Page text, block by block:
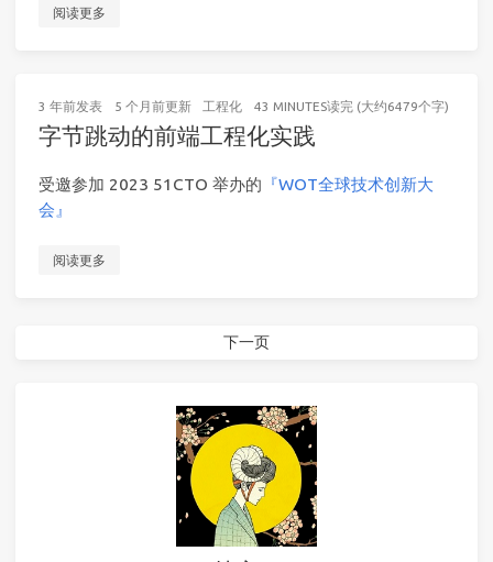
阅读更多
3 年前发表 5 个月前更新 工程化 43 MINUTES读完 (大约6479个字)
字节跳动的前端工程化实践
受邀参加 2023 51CTO 举办的 『WOT全球技术创新大
会』
阅读更多
下一页